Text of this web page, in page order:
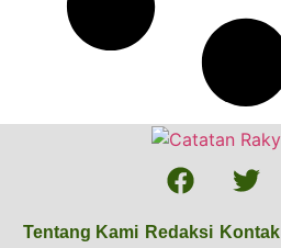
Tentang Kami Redaksi Kontak